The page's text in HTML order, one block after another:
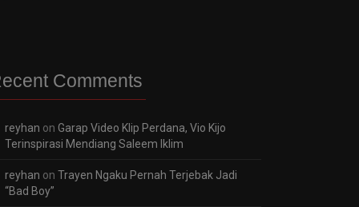
Comments
reyhan on Garap Video Klip Perdana, Vio Kijo
Terinspirasi Mendiang Saleem Iklim
reyhan on Trayen Ngaku Pernah Terjebak Jadi
“Bad Boy”